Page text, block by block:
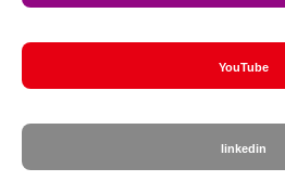
YouTube
linkedin